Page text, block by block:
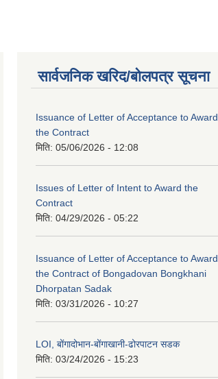
सार्वजनिक खरिद/बोलपत्र सूचना
Issuance of Letter of Acceptance to Award
the Contract
मिति: 05/06/2026 - 12:08
Issues of Letter of Intent to Award the
Contract
मिति: 04/29/2026 - 05:22
Issuance of Letter of Acceptance to Award
the Contract of Bongadovan Bongkhani
Dhorpatan Sadak
मिति: 03/31/2026 - 10:27
LOI, बोंगादोभान-बोंगाखानी-ढोरपाटन सडक
मिति: 03/24/2026 - 15:23